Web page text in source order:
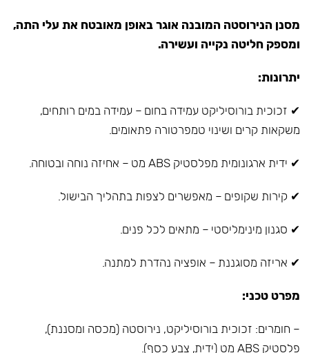
מסנן הנירוסטה המובנה אוגר באופן מאובטח את עלי התה,
ומספק חליטה נקייה ועשירה.
יתרונות:
✔ זכוכית בורוסיליקט עמידה בחום – עמידה במים רותחים,
משקאות קרים ושינוי טמפרטורה פתאומים.
✔ ידית ארגונומית מפלסטיק ABS מט – אחיזה נוחה ובטוחה.
✔ קירות שקופים – מאפשרים לצפות בתהליך הבישול.
✔ סגנון מינימליסטי – מתאים לכל פנים.
✔ אריזה מסוגננת – אופציה נהדרת למתנה.
מפרט טכני:
– חומרים: זכוכית בורוסיליקט, נירוסטה (מכסה ומסננת),
פלסטיק ABS מט (ידית, צבע כסף).